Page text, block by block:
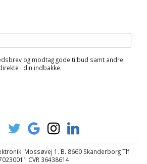
og modtag gode tilbud samt andre
i din indbakke.
Mossøvej 1. B. 8660 Skanderborg Tlf
CVR 36438614